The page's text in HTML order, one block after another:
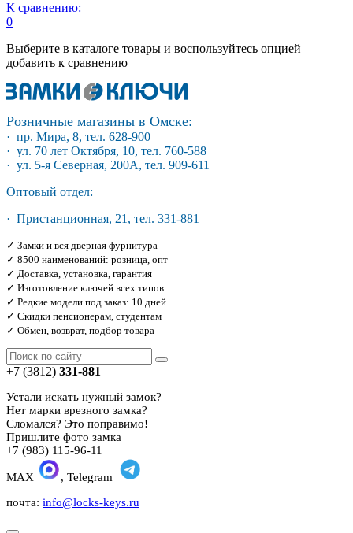
К сравнению:
0
Выберите в каталоге товары и воспользуйтесь опцией
добавить к сравнению
Розничные магазины в Омске:
· пр. Мира, 8, тел. 628-900
· ул. 70 лет Октября, 10, тел. 760-588
· ул. 5-я Северная, 200А, тел. 909-611
Оптовый отдел:
· Пристанционная, 21, тел. 331-881
✓ Замки и вся дверная фурнитура
✓ 8500 наименований: розница, опт
✓ Доставка, установка, гарантия
✓ Изготовление ключей всех типов
✓ Редкие модели под заказ: 10 дней
✓ Скидки пенсионерам, студентам
✓ Обмен, возврат, подбор товара
+7 (3812) 331-881
Устали искать нужный замок?
Нет марки врезного замка?
Сломался? Это поправимо!
Пришлите фото замка
+7 (983) 115-96-11
MAX
, Telegram
почта: info@locks-keys.ru